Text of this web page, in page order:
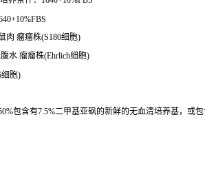
肉 瘤瘤株(S180细胞)
水 瘤瘤株(Ehrlich细胞)
细胞)
包含有7.5%二甲基亚砜的新鲜的无血清培养基，或